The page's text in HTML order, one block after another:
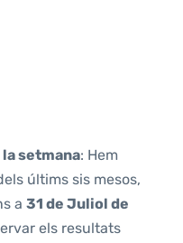
setmana: Hem
últims sis mesos,
a 31 de Juliol de
els resultats